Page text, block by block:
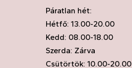
Páratlan hét:
Hétfő: 13.00-20.00
Kedd: 08.00-18.00
Szerda: Zárva
Csütörtök: 10.00-20.00